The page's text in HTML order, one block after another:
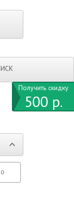
Получить скидку
500 р.